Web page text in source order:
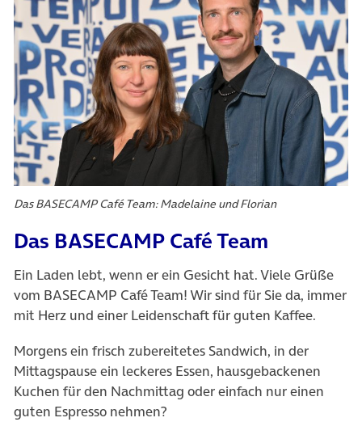
Das BASECAMP Café Team: Madelaine und Florian
Das BASECAMP Café Team
Ein Laden lebt, wenn er ein Gesicht hat. Viele Grüße
vom BASECAMP Café Team! Wir sind für Sie da, immer
mit Herz und einer Leidenschaft für guten Kaffee.
Morgens ein frisch zubereitetes Sandwich, in der
Mittagspause ein leckeres Essen, hausgebackenen
Kuchen für den Nachmittag oder einfach nur einen
guten Espresso nehmen?